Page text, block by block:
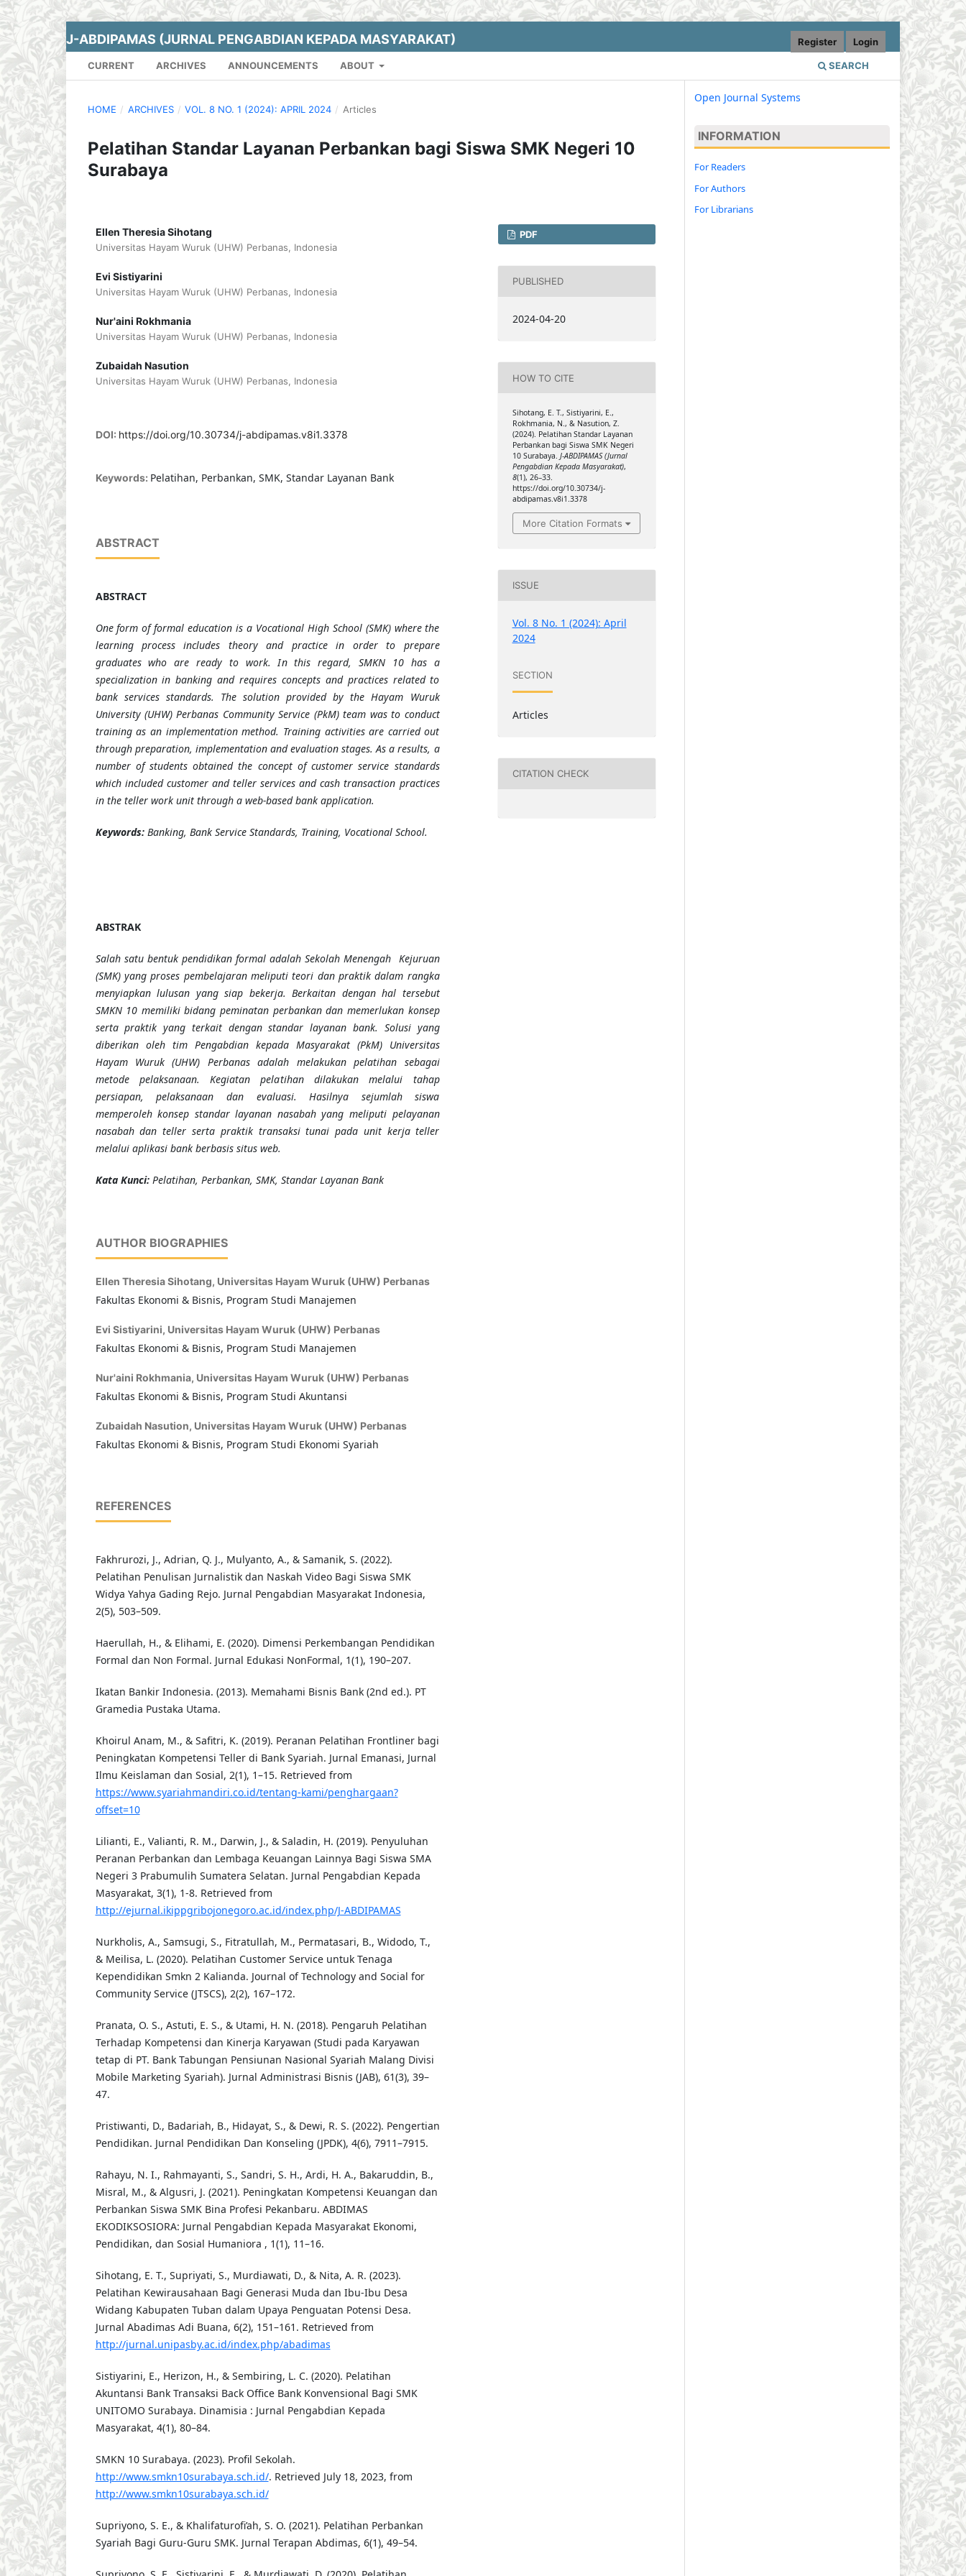
J-ABDIPAMAS (JURNAL PENGABDIAN KEPADA MASYARAKAT)
CURRENT ARCHIVES ANNOUNCEMENTS ABOUT SEARCH
Register Login
HOME / ARCHIVES / VOL. 8 NO. 1 (2024): APRIL 2024 / Articles
Pelatihan Standar Layanan Perbankan bagi Siswa SMK Negeri 10
Surabaya
Ellen Theresia Sihotang
Universitas Hayam Wuruk (UHW) Perbanas, Indonesia
Evi Sistiyarini
Universitas Hayam Wuruk (UHW) Perbanas, Indonesia
Nur'aini Rokhmania
Universitas Hayam Wuruk (UHW) Perbanas, Indonesia
Zubaidah Nasution
Universitas Hayam Wuruk (UHW) Perbanas, Indonesia
DOI: https://doi.org/10.30734/j-abdipamas.v8i1.3378
Keywords: Pelatihan, Perbankan, SMK, Standar Layanan Bank
ABSTRACT
ABSTRACT
One form of formal education is a Vocational High School (SMK) where the
learning process includes theory and practice in order to prepare
graduates who are ready to work. In this regard, SMKN 10 has a
specialization in banking and requires concepts and practices related to
bank services standards. The solution provided by the Hayam Wuruk
University (UHW) Perbanas Community Service (PkM) team was to conduct
training as an implementation method. Training activities are carried out
through preparation, implementation and evaluation stages. As a results, a
number of students obtained the concept of customer service standards
which included customer and teller services and cash transaction practices
in the teller work unit through a web-based bank application.
Keywords: Banking, Bank Service Standards, Training, Vocational School.
ABSTRAK
Salah satu bentuk pendidikan formal adalah Sekolah Menengah Kejuruan
(SMK) yang proses pembelajaran meliputi teori dan praktik dalam rangka
menyiapkan lulusan yang siap bekerja. Berkaitan dengan hal tersebut
SMKN 10 memilikibidang peminatan perbankan dan memerlukan konsep
serta praktik yang terkait dengan standar layanan bank. Solusi yang
diberikan oleh tim Pengabdian kepada Masyarakat (PkM) Universitas
Hayam Wuruk (UHW) Perbanas adalah melakukan pelatihan sebagai
metode pelaksanaan. Kegiatan pelatihan dilakukan melalui tahap
persiapan, pelaksanaan dan evaluasi. Hasilnya sejumlah siswa
memperoleh konsep standar layanan nasabah yang meliputi pelayanan
nasabah dan teller serta praktik transaksi tunai pada unit kerja teller
melalui aplikasi bank berbasis situs web.
Kata Kunci: Pelatihan, Perbankan, SMK, Standar Layanan Bank
AUTHOR BIOGRAPHIES
Ellen Theresia Sihotang, Universitas Hayam Wuruk (UHW) Perbanas
Fakultas Ekonomi & Bisnis, Program Studi Manajemen
Evi Sistiyarini, Universitas Hayam Wuruk (UHW) Perbanas
Fakultas Ekonomi & Bisnis, Program Studi Manajemen
Nur'aini Rokhmania, Universitas Hayam Wuruk (UHW) Perbanas
Fakultas Ekonomi & Bisnis, Program Studi Akuntansi
Zubaidah Nasution, Universitas Hayam Wuruk (UHW) Perbanas
Fakultas Ekonomi & Bisnis, Program Studi Ekonomi Syariah
REFERENCES
Fakhrurozi, J., Adrian, Q. J., Mulyanto, A., & Samanik, S. (2022).
Pelatihan Penulisan Jurnalistik dan Naskah Video Bagi Siswa SMK
Widya Yahya Gading Rejo. Jurnal Pengabdian Masyarakat Indonesia,
2(5), 503–509.
Haerullah, H., & Elihami, E. (2020). Dimensi Perkembangan Pendidikan
Formal dan Non Formal. Jurnal Edukasi NonFormal, 1(1), 190–207.
Ikatan Bankir Indonesia. (2013). Memahami Bisnis Bank (2nd ed.). PT
Gramedia Pustaka Utama.
Khoirul Anam, M., & Safitri, K. (2019). Peranan Pelatihan Frontliner bagi
Peningkatan Kompetensi Teller di Bank Syariah. Jurnal Emanasi, Jurnal
Ilmu Keislaman dan Sosial, 2(1), 1–15. Retrieved from
https://www.syariahmandiri.co.id/tentang-kami/penghargaan?
offset=10
Lilianti, E., Valianti, R. M., Darwin, J., & Saladin, H. (2019). Penyuluhan
Peranan Perbankan dan Lembaga Keuangan Lainnya Bagi Siswa SMA
Negeri 3 Prabumulih Sumatera Selatan. Jurnal Pengabdian Kepada
Masyarakat, 3(1), 1-8. Retrieved from
http://ejurnal.ikippgribojonegoro.ac.id/index.php/J-ABDIPAMAS
Nurkholis, A., Samsugi, S., Fitratullah, M., Permatasari, B., Widodo, T.,
& Meilisa, L. (2020). Pelatihan Customer Service untuk Tenaga
Kependidikan Smkn 2 Kalianda. Journal of Technology and Social for
Community Service (JTSCS), 2(2), 167–172.
Pranata, O. S., Astuti, E. S., & Utami, H. N. (2018). Pengaruh Pelatihan
Terhadap Kompetensi dan Kinerja Karyawan (Studi pada Karyawan
tetap di PT. Bank Tabungan Pensiunan Nasional Syariah Malang Divisi
Mobile Marketing Syariah). Jurnal Administrasi Bisnis (JAB), 61(3), 39–
47.
Pristiwanti, D., Badariah, B., Hidayat, S., & Dewi, R. S. (2022). Pengertian
Pendidikan. Jurnal Pendidikan Dan Konseling (JPDK), 4(6), 7911–7915.
Rahayu, N. I., Rahmayanti, S., Sandri, S. H., Ardi, H. A., Bakaruddin, B.,
Misral, M., & Algusri, J. (2021). Peningkatan Kompetensi Keuangan dan
Perbankan Siswa SMK Bina Profesi Pekanbaru. ABDIMAS
EKODIKSOSIORA: Jurnal Pengabdian Kepada Masyarakat Ekonomi,
Pendidikan, dan Sosial Humaniora , 1(1), 11–16.
Sihotang, E. T., Supriyati, S., Murdiawati, D., & Nita, A. R. (2023).
Pelatihan Kewirausahaan Bagi Generasi Muda dan Ibu-Ibu Desa
Widang Kabupaten Tuban dalam Upaya Penguatan Potensi Desa.
Jurnal Abadimas Adi Buana, 6(2), 151–161. Retrieved from
http://jurnal.unipasby.ac.id/index.php/abadimas
Sistiyarini, E., Herizon, H., & Sembiring, L. C. (2020). Pelatihan
Akuntansi Bank Transaksi Back Office Bank Konvensional Bagi SMK
UNITOMO Surabaya. Dinamisia : Jurnal Pengabdian Kepada
Masyarakat, 4(1), 80–84.
SMKN 10 Surabaya. (2023). Profil Sekolah.
http://www.smkn10surabaya.sch.id/. Retrieved July 18, 2023, from
http://www.smkn10surabaya.sch.id/
Supriyono, S. E., & Khalifaturofi’ah, S. O. (2021). Pelatihan Perbankan
Syariah Bagi Guru-Guru SMK. Jurnal Terapan Abdimas, 6(1), 49–54.
PDF
PUBLISHED
2024-04-20
HOW TO CITE
Sihotang, E. T., Sistiyarini, E.,
Rokhmania, N., & Nasution, Z.
(2024). Pelatihan Standar Layanan
Perbankan bagi Siswa SMK Negeri
10 Surabaya. J-ABDIPAMAS (Jurnal
Pengabdian Kepada Masyarakat),
8(1), 26–33.
https://doi.org/10.30734/j-
abdipamas.v8i1.3378
More Citation Formats
ISSUE
Vol. 8 No. 1 (2024): April
2024
SECTION
Articles
CITATION CHECK
Open Journal Systems
INFORMATION
For Readers
For Authors
For Librarians